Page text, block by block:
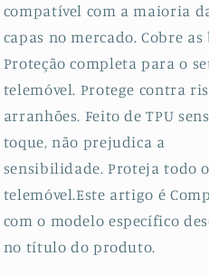
2018
2018
compatível com a maioria
capas no mercado. Cobre as
Proteção completa para o
telemóvel. Protege contra
arranhões. Feito de TPU
toque, não prejudica a
sensibilidade. Proteja todo
telemóvel.Este artigo é
com o modelo específico
no título do produto.